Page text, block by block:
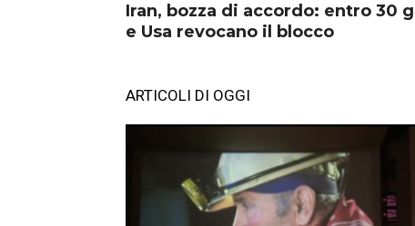
Iran, bozza di accordo: entro 30
e Usa revocano il blocco
ARTICOLI DI OGGI